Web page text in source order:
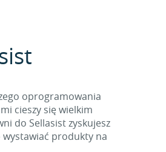
oprogramowania
cieszy się wielkim
do Sellasist zyskujesz
wystawiać produkty na